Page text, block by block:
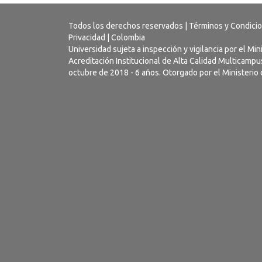
Todos los derechos reservados | Términos y
Privacidad
| Colombia
Universidad sujeta a inspección y vigilancia por el
Acreditación Institucional de Alta Calidad
octubre de 2018 - 6 años. Otorgado por el Ministerio